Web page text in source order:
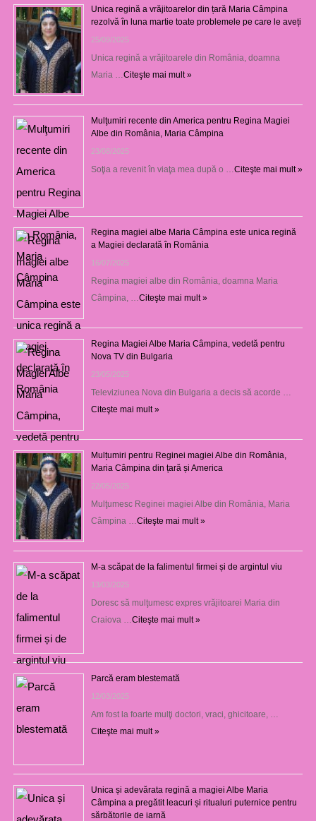
Unica regină a vrăjitoarelor din țară Maria Câmpina
rezolvă în luna martie toate problemele pe care le aveți
25/09/2025
Unica regină a vrăjitoarele din România, doamna
Maria … Citeşte mai mult »
Mulţumiri recente din America pentru Regina Magiei
Albe din România, Maria Câmpina
23/08/2025
Soţia a revenit în viaţa mea după o … Citeşte mai mult »
Regina magiei albe Maria Câmpina este unica regină
a Magiei declarată în România
16/07/2025
Regina magiei albe din România, doamna Maria
Câmpina, … Citeşte mai mult »
Regina Magiei Albe Maria Câmpina, vedetă pentru
Nova TV din Bulgaria
23/05/2025
Televiziunea Nova din Bulgaria a decis să acorde …
Citeşte mai mult »
Mulțumiri pentru Reginei magiei Albe din România,
Maria Câmpina din țară și America
22/05/2025
Mulţumesc Reginei magiei Albe din România, Maria
Câmpina … Citeşte mai mult »
M-a scăpat de la falimentul firmei și de argintul viu
13/03/2025
Doresc să mulţumesc expres vrăjitoarei Maria din
Craiova … Citeşte mai mult »
Parcă eram blestemată
12/03/2025
Am fost la foarte mulţi doctori, vraci, ghicitoare, …
Citeşte mai mult »
Unica și adevărata regină a magiei Albe Maria
Câmpina a pregătit leacuri și ritualuri puternice pentru
sărbătorile de iarnă